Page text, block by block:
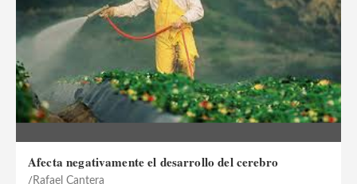
Afecta negativamente el desarrollo del cerebro
Rafael Cantera